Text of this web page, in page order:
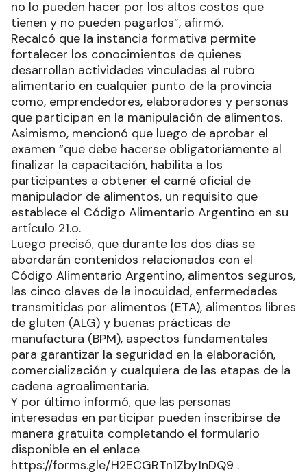
no lo pueden hacer por los altos costos que
tienen y no pueden pagarlos”, afirmó.
Recalcó que la instancia formativa permite
fortalecer los conocimientos de quienes
desarrollan actividades vinculadas al rubro
alimentario en cualquier punto de la provincia
como, emprendedores, elaboradores y personas
que participan en la manipulación de alimentos.
Asimismo, mencionó que luego de aprobar el
examen “que debe hacerse obligatoriamente al
finalizar la capacitación, habilita a los
participantes a obtener el carné oficial de
manipulador de alimentos, un requisito que
establece el Código Alimentario Argentino en su
artículo 21.o.
Luego precisó, que durante los dos días se
abordarán contenidos relacionados con el
Código Alimentario Argentino, alimentos seguros,
las cinco claves de la inocuidad, enfermedades
transmitidas por alimentos (ETA), alimentos libres
de gluten (ALG) y buenas prácticas de
manufactura (BPM), aspectos fundamentales
para garantizar la seguridad en la elaboración,
comercialización y cualquiera de las etapas de la
cadena agroalimentaria.
Y por último informó, que las personas
interesadas en participar pueden inscribirse de
manera gratuita completando el formulario
disponible en el enlace
https://forms.gle/H2ECGRTn1Zby1nDQ9 .